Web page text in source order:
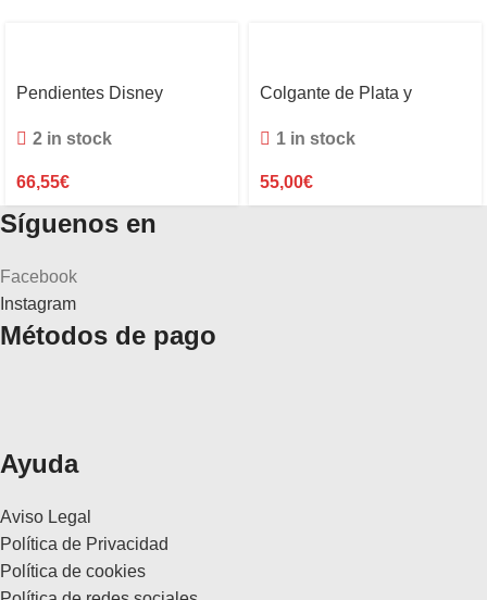
Pendientes Disney
2 in stock
66,55€
Colgante de Plata y
1 in stock
55,00€
Síguenos en
Facebook
Instagram
Métodos de pago
Ayuda
Aviso Legal
Política de Privacidad
Política de cookies